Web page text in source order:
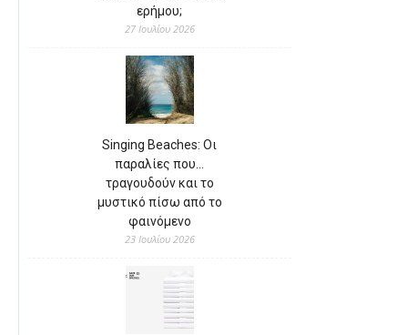
ερήμου;
27 Ιουλίου 2026
Singing Beaches: Οι
παραλίες που…
τραγουδούν και το
μυστικό πίσω από το
φαινόμενο
23 Ιουλίου 2026